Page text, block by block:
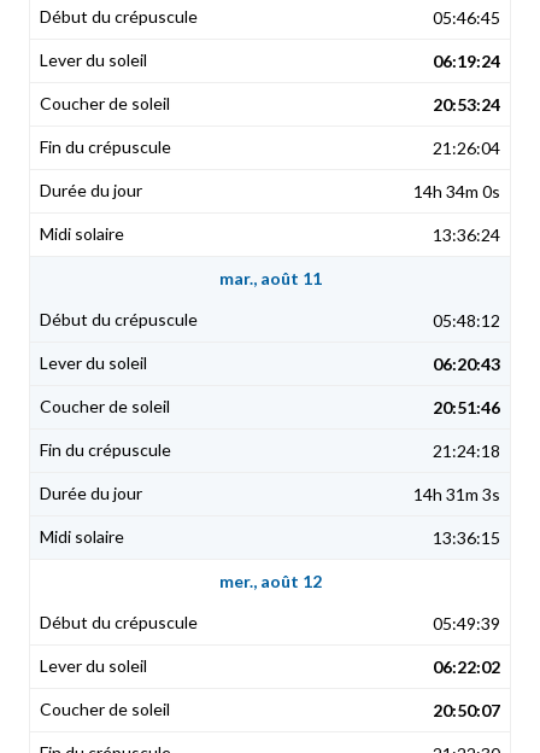
05:46:45
06:19:24
20:53:24
21:26:04
14h 34m 0s
13:36:24
mar., août 11
05:48:12
06:20:43
20:51:46
21:24:18
14h 31m 3s
13:36:15
mer., août 12
05:49:39
06:22:02
20:50:07